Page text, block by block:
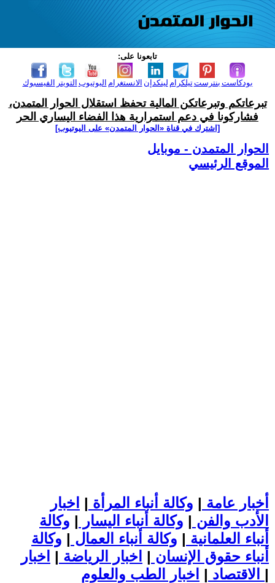
تابعونا على:
الفيسبوك التويتر اليوتيوب الانستغرام لينكدإن تيلكرامبنترست بودكاست
تبرعاتكم وتبرعاتكن المالية تحفظ استقلال الحوار المتمدن،
فشاركونا في دعم استمرارية هذا الفضاء اليساري الحر
[اشترك في قناة ‫«الحوار المتمدن» على اليوتيوب]
الحوار المتمدن - موبايل
الموقع الرئيسي
أخبار عامة | وكالة أنباء المرأة | اخبار
الأدب والفن | وكالة أنباء اليسار | وكالة
أنباء العلمانية | وكالة أنباء العمال | وكالة
أنباء حقوق الإنسان | اخبار الرياضة | اخبار
الاقتصاد | |